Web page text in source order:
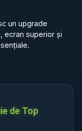
un upgrade
ecran superior și
de Top